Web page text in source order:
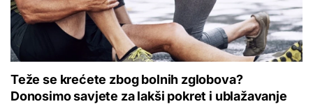
Teže se krećete zbog bolnih zglobova?
Donosimo savjete za lakši pokret i ublažavanje